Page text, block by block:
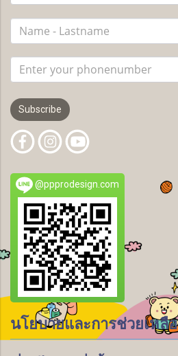
Subscribe
@ppprodesign.com
นโยบายและการช่วยเหลือ